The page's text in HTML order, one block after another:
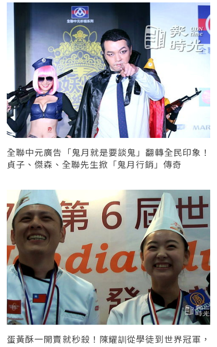
全聯中元廣告「鬼月就是要談鬼」翻轉全民印象！
貞子、傑森、全聯先生掀「鬼月行銷」傳奇
蛋黃酥一開賣就秒殺！陳耀訓從學徒到世界冠軍，